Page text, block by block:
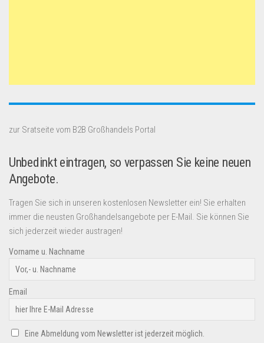
zur Sratseite vom B2B Großhandels Portal
Unbedinkt eintragen, so verpassen Sie keine neuen
Angebote.
Tragen Sie sich in unseren kostenlosen Newsletter ein! Sie erhalten
immer die neusten Großhandelsangebote per E-Mail. Sie können Sie
sich jederzeit wieder austragen!
Vorname u. Nachname
Email
Eine Abmeldung vom Newsletter ist jederzeit möglich.